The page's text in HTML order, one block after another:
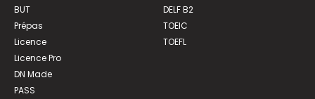
BUT
Prépas
Licence
Licence Pro
DN Made
PASS
DELF B2
TOEIC
TOEFL